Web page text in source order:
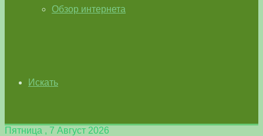
Обзор интернета
Искать
Пятница , 7 Август 2026